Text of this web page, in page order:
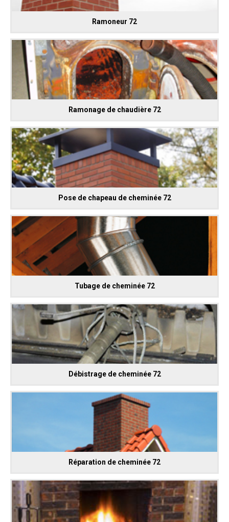
Ramoneur 72
Ramonage de chaudière 72
Pose de chapeau de cheminée 72
Tubage de cheminée 72
Débistrage de cheminée 72
Réparation de cheminée 72